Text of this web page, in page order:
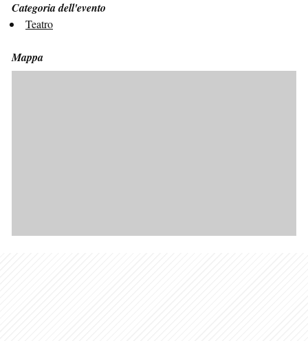
Categoria dell'evento
Teatro
Mappa